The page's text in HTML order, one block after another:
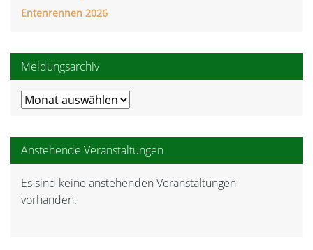
Entenrennen 2026
Meldungsarchiv
Meldungsarchiv
Anstehende Veranstaltungen
Hinweis
Es sind keine anstehenden Veranstaltungen
vorhanden.